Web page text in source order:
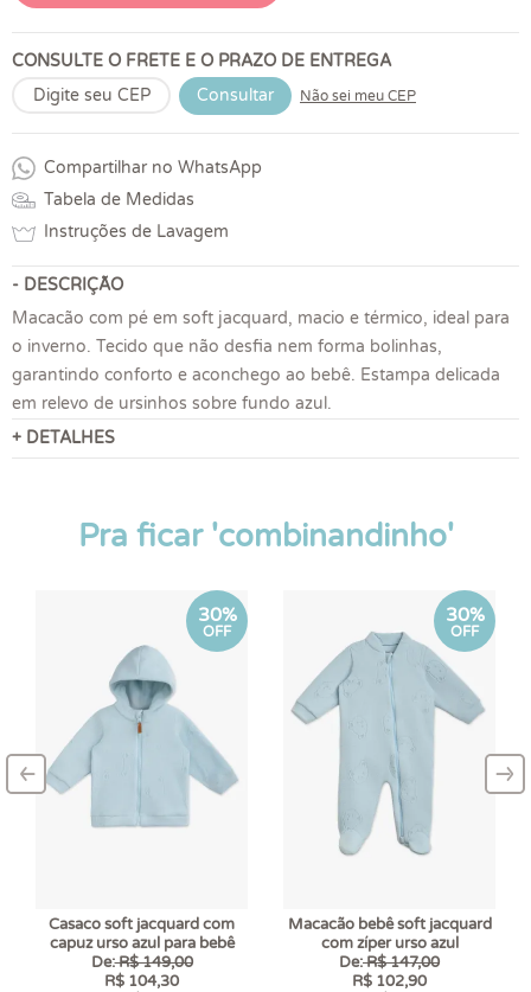
CONSULTE O FRETE E O PRAZO DE ENTREGA
Consultar
Não sei meu CEP
Compartilhar no WhatsApp
Tabela de Medidas
Instruções de Lavagem
- DESCRIÇÃO
Macacão com pé em soft jacquard, macio e térmico, ideal para
o inverno. Tecido que não desfia nem forma bolinhas,
garantindo conforto e aconchego ao bebê. Estampa delicada
em relevo de ursinhos sobre fundo azul.
+ DETALHES
Pra ficar 'combinandinho'
30%
OFF
Casaco soft jacquard com
capuz urso azul para bebê
De:R$ 149,00
R$ 104,30
30%
OFF
Macacão bebê soft jacquard
com zíper urso azul
De:R$ 147,00
R$ 102,90
–
‹ –
›